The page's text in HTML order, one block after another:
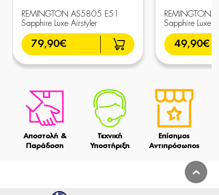
REMINGTON AS5805 E51
Sapphire Luxe Airstyler
79,90€
REMINGTON
Sapphire Luxe
49,90€
Αποστολή &
Παράδοση
Τεχνική
Υποστήριξη
Επίσημος
Αντιπρόσωπος